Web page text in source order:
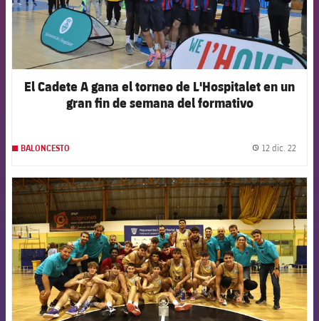
El Cadete A gana el torneo de L'Hospitalet en un
gran fin de semana del formativo
BALONCESTO 12 dic. 22
FCB Barcelona badge